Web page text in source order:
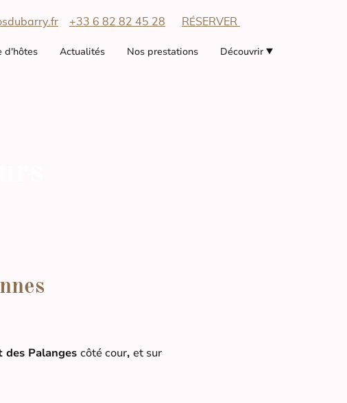
+33 6 82 82 45 28 RÉSERVER
d'hôtes Actualités Nos prestations Découvrir
Palanges côté cour, et sur